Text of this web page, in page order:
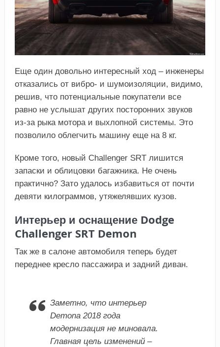
Еще один довольно интересный ход – инженеры
отказались от вибро- и шумоизоляции, видимо,
решив, что потенциальные покупатели все
равно не услышат других посторонних звуков
из-за рыка мотора и выхлопной системы. Это
позволило облегчить машину еще на 8 кг.
Кроме того, новый Challenger SRT лишится
запаски и облицовки багажника. Не очень
практично? Зато удалось избавиться от почти
девяти килограммов, утяжелявших кузов.
Интерьер и оснащение Dodge
Challenger SRT Demon
Так же в салоне автомобиля теперь будет
переднее кресло пассажира и задний диван.
Заметно, что интерьер
Demonа 2018 года
модернизация не миновала.
Главная цель изменений –